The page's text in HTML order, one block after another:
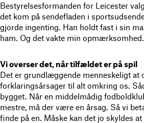
Bestyrelsesformanden for Leicester
det kom på sendefladen i
gjorde ingenting. Han holdt fast i sin
ham. Og det vakte min opmærksomhed.
Vi overser det, når tilfældet er på spil
Det er grundlæggende menneskeligt at
forklaringsårsager til alt omkring os.
bygget. Når en middelmådig
mestre, må der være en årsag. Så vi
finde på en. Måske kan det jo skyldes